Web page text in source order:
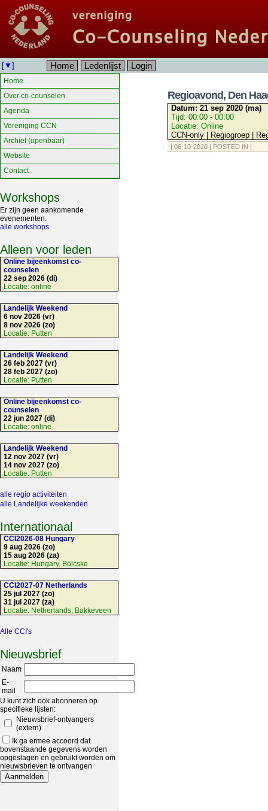
[▼] Home Ledenlijst Login
Regioavond, Den
Datum: 21 sep 2020 (ma)
Tijd: 00:00 - 00:00
Locatie: Online
CCN-only | Regiogroep |
| 06-10-2020 | POSTED IN |
Home
Over co-counselen
Agenda
Vereniging CCN
Archief (openbaar)
Website
Contact
Workshops
Er zijn geen aankomende
evenementen.
alle workshops
Alleen voor leden
Online bijeenkomst co-
counselen
22 sep 2026 (di)
Locatie: online
Landelijk Weekend
6 nov 2026 (vr)
8 nov 2026 (zo)
Locatie: Putten
Landelijk Weekend
26 feb 2027 (vr)
28 feb 2027 (zo)
Locatie: Putten
Online bijeenkomst co-
counselen
22 jun 2027 (di)
Locatie: online
Landelijk Weekend
12 nov 2027 (vr)
14 nov 2027 (zo)
Locatie: Putten
alle regio activiteiten
alle Landelijke weekenden
Internationaal
CCI2026-08 Hungary
9 aug 2026 (zo)
15 aug 2026 (za)
Locatie: Hungary, Bölcske
CCI2027-07 Netherlands
25 jul 2027 (zo)
31 jul 2027 (za)
Locatie: Netherlands, Bakkeveen
Alle CCI's
Nieuwsbrief
Naam
E-
mail
U kunt zich ook abonneren op
specifieke lijsten:
Nieuwsbrief-ontvangers
(extern)
Ik ga ermee accoord dat
bovenstaande gegevens worden
opgeslagen en gebruikt worden om
nieuwsbrieven te ontvangen